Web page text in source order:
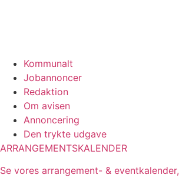
Kommunalt
Jobannoncer
Redaktion
Om avisen
Annoncering
Den trykte udgave
ARRANGEMENTSKALENDER
Se vores arrangement- & eventkalender,